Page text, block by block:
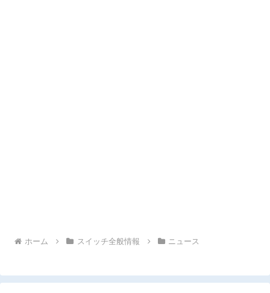
ホーム スイッチ全般情報 ニュース